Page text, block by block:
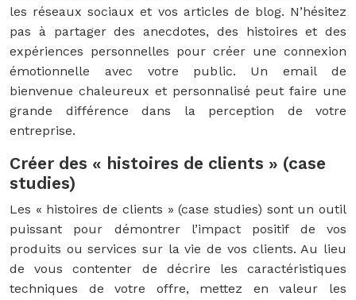
les réseaux sociaux et vos articles de blog. N’hésitez
pas à partager des anecdotes, des histoires et des
expériences personnelles pour créer une connexion
émotionnelle avec votre public. Un email de
bienvenue chaleureux et personnalisé peut faire une
grande différence dans la perception de votre
entreprise.
Créer des « histoires de clients » (case
studies)
Les « histoires de clients » (case studies) sont un outil
puissant pour démontrer l’impact positif de vos
produits ou services sur la vie de vos clients. Au lieu
de vous contenter de décrire les caractéristiques
techniques de votre offre, mettez en valeur les